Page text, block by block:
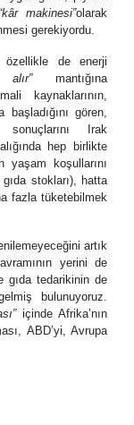
“kâr makinesi”olarak
gerekiyordu.
özellikle de enerji
”
mantığına
kaynaklarının,
gören,
Irak
hep birlikte
yaşam koşullarını
stokları), hatta
fazla tüketebilmek
artık
yerini de
gıda tedarikinin de
bulunuyoruz.
” içinde Afrika’nın
ABD’yi, Avrupa